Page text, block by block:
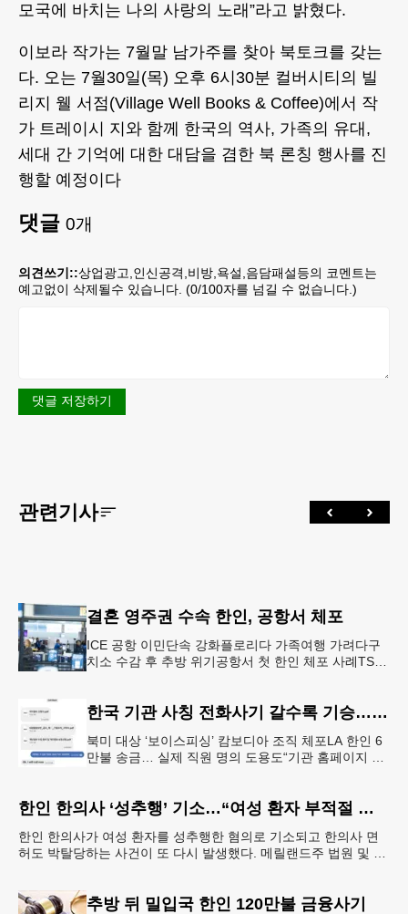
모국에 바치는 나의 사랑의 노래”라고 밝혔다.
이보라 작가는 7월말 남가주를 찾아 북토크를 갖는
다. 오는 7월30일(목) 오후 6시30분 컬버시티의 빌
리지 웰 서점(Village Well Books & Coffee)에서 작
가 트레이시 지와 함께 한국의 역사, 가족의 유대,
세대 간 기억에 대한 대담을 겸한 북 론칭 행사를 진
행할 예정이다
댓글 0개
의견쓰기::상업광고,인신공격,비방,욕설,음담패설등의 코멘트는
예고없이 삭제될수 있습니다. (0/100자를 넘길 수 없습니다.)
댓글 저장하기
관련기사
결혼 영주권 수속 한인, 공항서 체포
ICE 공항 이민단속 강화플로리다 가족여행 가려다구
치소 수감 후 추방 위기공항서 첫 한인 체포 사례TSA
한국 기관 사칭 전화사기 갈수록 기승… 한인 123억 피해
북미 대상 ‘보이스피싱’ 캄보디아 조직 체포LA 한인 6
만불 송금… 실제 직원 명의 도용도“기관 홈페이지 접
한인 한의사 ‘성추행’ 기소…“여성 환자 부적절 접촉”
한인 한의사가 여성 환자를 성추행한 혐의로 기소되고 한의사 면
허도 박탈당하는 사건이 또 다시 발생했다. 메릴랜드주 법원 및 메
추방 뒤 밀입국 한인 120만불 금융사기